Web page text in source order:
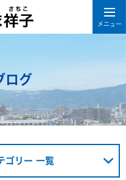
ログ
ゴリー 一覧